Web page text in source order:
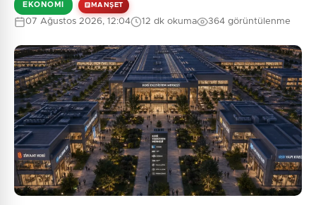
Güvenlik Sorusu:
8 + 6 = ?
Gönder
EKONOMI MANŞET
07 Ağustos 2026, 12:04 12 dk okuma 364 görüntülenme